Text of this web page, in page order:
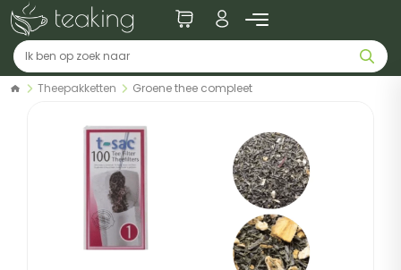
Theepakketten Groene thee compleet